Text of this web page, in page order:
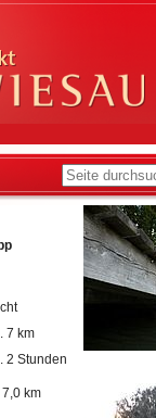
7 km
2 Stunden
7,0 km